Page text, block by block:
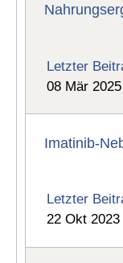
Letzter
08 Mär
Imatinib-
Letzter
22 Okt 2023